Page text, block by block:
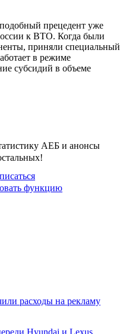
прецедент уже
к ВТО. Когда были
приняли специальный
в режиме
субсидий в объеме
АЕБ и анонсы
расходы на рекламу
Hyundai и Lexus